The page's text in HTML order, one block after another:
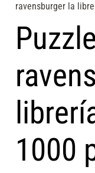
ravensburger la
Puzzle
1000